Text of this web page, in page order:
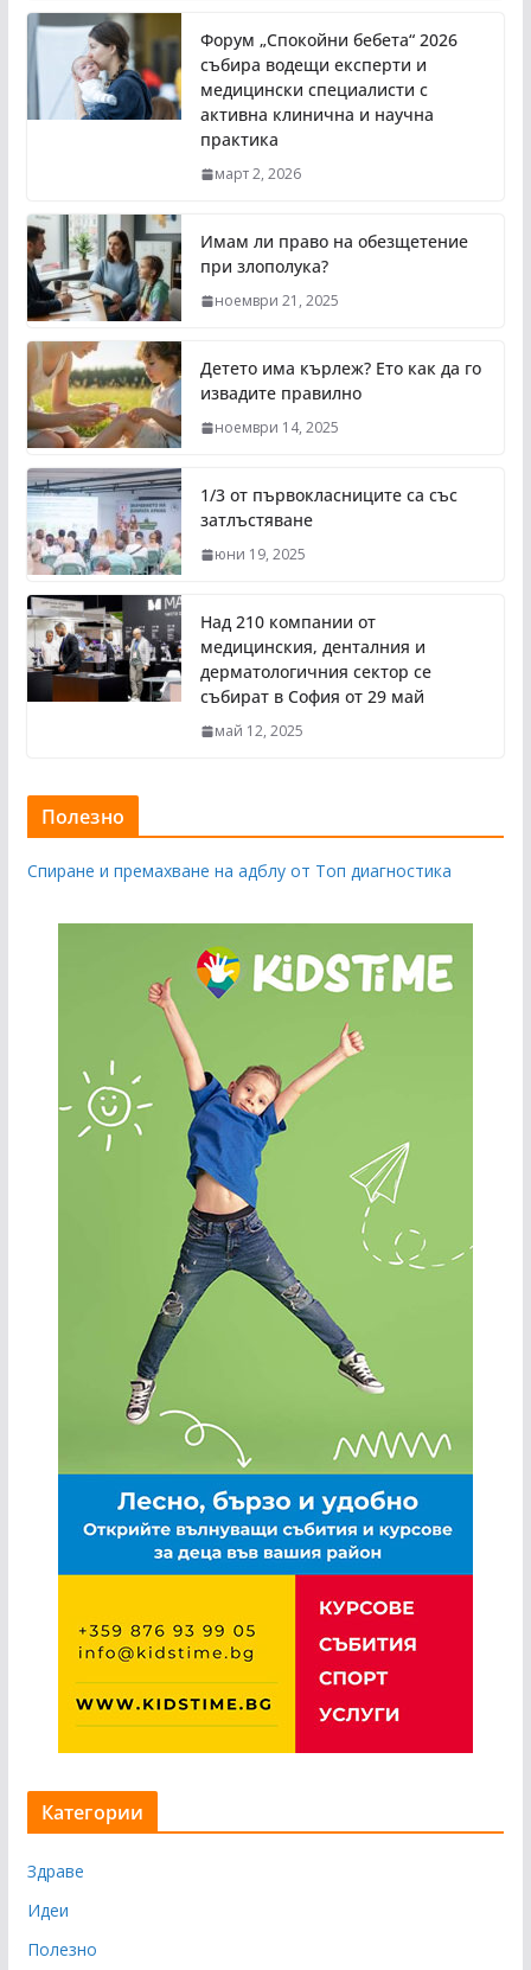
Форум „Спокойни бебета“ 2026
събира водещи експерти и
медицински специалисти с
активна клинична и научна
практика
март 2, 2026
Имам ли право на обезщетение
при злополука?
ноември 21, 2025
Детето има кърлеж? Ето как да го
извадите правилно
ноември 14, 2025
1/3 от първокласниците са със
затлъстяване
юни 19, 2025
Над 210 компании от
медицинския, денталния и
дерматологичния сектор се
събират в София от 29 май
май 12, 2025
Полезно
Спиране и премахване на адблу от Топ диагностика
Категории
Здраве
Идеи
Полезно